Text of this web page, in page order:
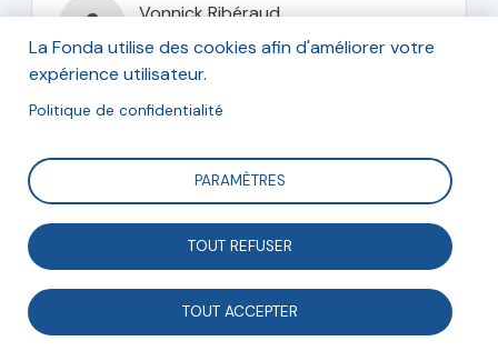
Vonnick Ribéraud
Docteure en sociologie
Associations et démocratie
Outils et ressources utiles
La Fonda utilise des cookies afin d'améliorer votre
expérience utilisateur.
Politique de confidentialité
PARAMÈTRES
TOUT REFUSER
TOUT ACCEPTER